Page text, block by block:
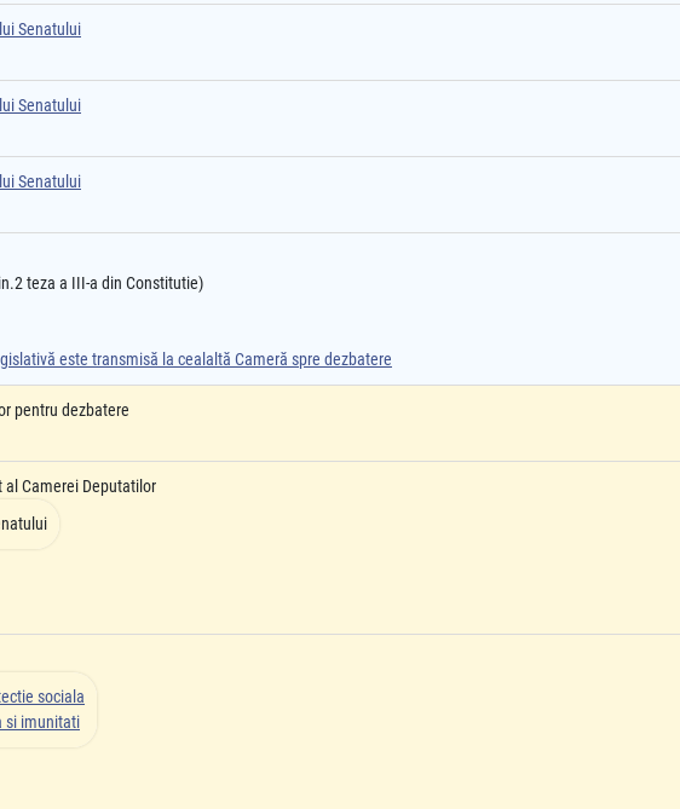
Senatului
Senatului
Senatului
teza a III-a din Constitutie)
este transmisă la cealaltă Cameră spre dezbatere
pentru dezbatere
al Camerei Deputatilor
sociala
si imunitati